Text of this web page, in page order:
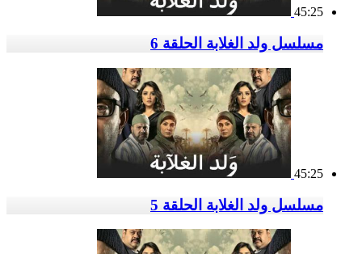
45:25
مسلسل ولد الغلابة الحلقة 6
45:25
مسلسل ولد الغلابة الحلقة 5